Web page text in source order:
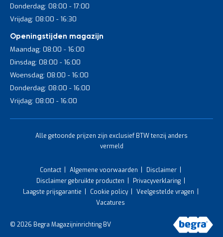
Donderdag: 08:00 - 17:00
Vrijdag: 08:00 - 16:30
Openingstijden magazijn
Maandag: 08:00 - 16:00
Dinsdag: 08:00 - 16:00
Woensdag: 08:00 - 16:00
Donderdag: 08:00 - 16:00
Vrijdag: 08:00 - 16:00
Alle getoonde prijzen zijn exclusief BTW tenzij anders
vermeld
Contact Algemene voorwaarden
Disclaimer
Disclaimer gebruikte producten
Privacyverklaring
Laagste prijsgarantie
Cookie policy
Veelgestelde vragen
Vacatures
© 2026 Begra Magazijninrichting BV